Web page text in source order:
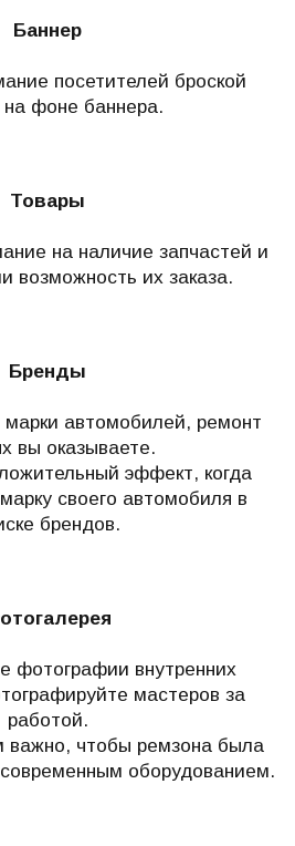
Баннер
посетителей броской
фоне баннера.
Товары
на наличие запчастей и
возможность их заказа.
Бренды
автомобилей, ремонт
вы оказываете.
эффект, когда
своего автомобиля в
брендов.
фотографии внутренних
мастеров за
работой.
важно, чтобы ремзона была
оборудованием.